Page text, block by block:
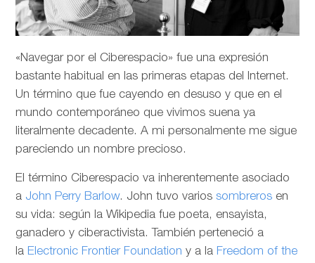
«Navegar por el Ciberespacio» fue una expresión
bastante habitual en las primeras etapas del Internet.
Un término que fue cayendo en desuso y que en el
mundo contemporáneo que vivimos suena ya
literalmente decadente. A mi personalmente me sigue
pareciendo un nombre precioso.
El término Ciberespacio va inherentemente asociado
a John Perry Barlow. John tuvo variossombreros en
su vida: según la Wikipedia fue poeta, ensayista,
ganadero y ciberactivista. También perteneció a
la Electronic Frontier Foundation y a la Freedom of the